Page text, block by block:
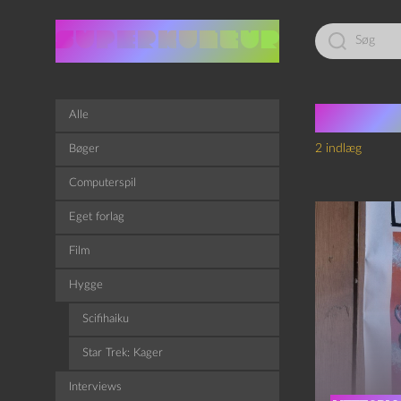
Led
efter:
2 indlæg
Alle
Bøger
Computerspil
Eget forlag
Film
Hygge
Scifihaiku
Star Trek: Kager
Interviews